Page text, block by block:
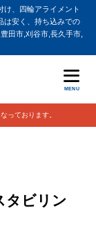
け、四輪アライメント
は安く、持ち込みでの
田市,刈谷市,長久手市,
MENU
っております。
ビリン